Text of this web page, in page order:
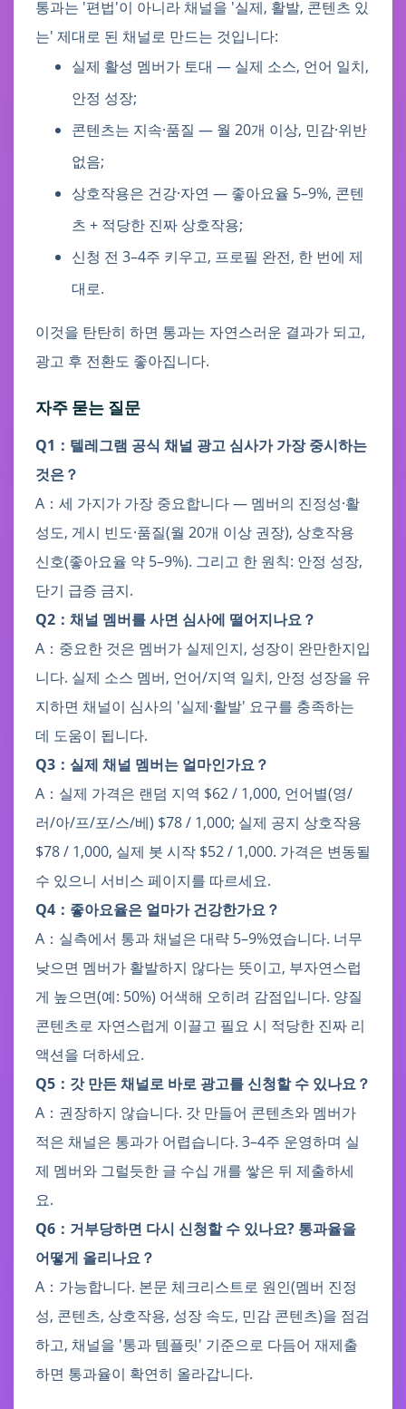
통과는 '편법'이 아니라 채널을 '실제, 활발, 콘텐츠 있
는' 제대로 된 채널로 만드는 것입니다:
실제 활성 멤버가 토대 — 실제 소스, 언어 일치,
안정 성장;
콘텐츠는 지속·품질 — 월 20개 이상, 민감·위반
없음;
상호작용은 건강·자연 — 좋아요율 5–9%, 콘텐
츠 + 적당한 진짜 상호작용;
신청 전 3–4주 키우고, 프로필 완전, 한 번에 제
대로.
이것을 탄탄히 하면 통과는 자연스러운 결과가 되고,
광고 후 전환도 좋아집니다.
자주 묻는 질문
Q1：텔레그램 공식 채널 광고 심사가 가장 중시하는
것은？
A：세 가지가 가장 중요합니다 — 멤버의 진정성·활
성도, 게시 빈도·품질(월 20개 이상 권장), 상호작용
신호(좋아요율 약 5–9%). 그리고 한 원칙: 안정 성장,
단기 급증 금지.
Q2：채널 멤버를 사면 심사에 떨어지나요？
A：중요한 것은 멤버가 실제인지, 성장이 완만한지입
니다. 실제 소스 멤버, 언어/지역 일치, 안정 성장을 유
지하면 채널이 심사의 '실제·활발' 요구를 충족하는
데 도움이 됩니다.
Q3：실제 채널 멤버는 얼마인가요？
A：실제 가격은 랜덤 지역 $62 / 1,000, 언어별(영/
러/아/프/포/스/베) $78 / 1,000; 실제 공지 상호작용
$78 / 1,000, 실제 봇 시작 $52 / 1,000. 가격은 변동될
수 있으니 서비스 페이지를 따르세요.
Q4：좋아요율은 얼마가 건강한가요？
A：실측에서 통과 채널은 대략 5–9%였습니다. 너무
낮으면 멤버가 활발하지 않다는 뜻이고, 부자연스럽
게 높으면(예: 50%) 어색해 오히려 감점입니다. 양질
콘텐츠로 자연스럽게 이끌고 필요 시 적당한 진짜 리
액션을 더하세요.
Q5：갓 만든 채널로 바로 광고를 신청할 수 있나요？
A：권장하지 않습니다. 갓 만들어 콘텐츠와 멤버가
적은 채널은 통과가 어렵습니다. 3–4주 운영하며 실
제 멤버와 그럴듯한 글 수십 개를 쌓은 뒤 제출하세
요.
Q6：거부당하면 다시 신청할 수 있나요? 통과율을
어떻게 올리나요？
A：가능합니다. 본문 체크리스트로 원인(멤버 진정
성, 콘텐츠, 상호작용, 성장 속도, 민감 콘텐츠)을 점검
하고, 채널을 '통과 템플릿' 기준으로 다듬어 재제출
하면 통과율이 확연히 올라갑니다.